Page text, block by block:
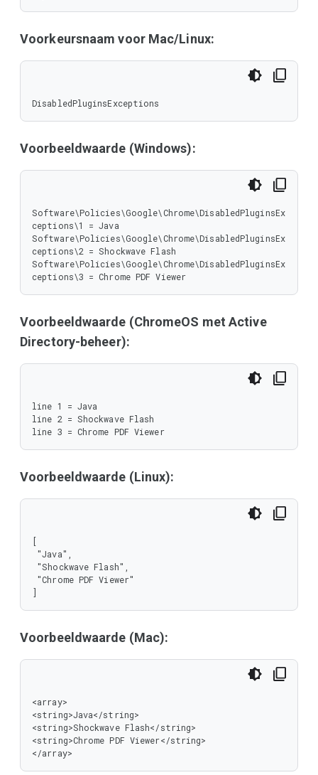
Voorkeursnaam voor Mac/Linux:
DisabledPluginsExceptions
Voorbeeldwaarde (Windows):
Software\Policies\Google\Chrome\DisabledPluginsEx
ceptions\1 = Java
Software\Policies\Google\Chrome\DisabledPluginsEx
ceptions\2 = Shockwave Flash
Software\Policies\Google\Chrome\DisabledPluginsEx
ceptions\3 = Chrome PDF Viewer
Voorbeeldwaarde (ChromeOS met Active
Directory-beheer):
line 1 = Java
line 2 = Shockwave Flash
line 3 = Chrome PDF Viewer
Voorbeeldwaarde (Linux):
[
]
Voorbeeldwaarde (Mac):
<array>
<string>Java</string>
<string>Shockwave Flash</string>
<string>Chrome PDF Viewer</string>
</array>